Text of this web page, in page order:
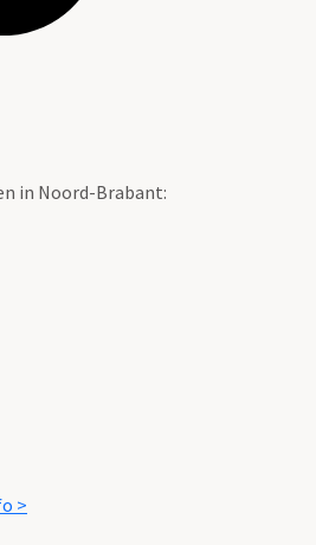
in Noord-Brabant:
>